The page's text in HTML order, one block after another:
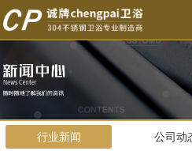
行业新闻 公司动